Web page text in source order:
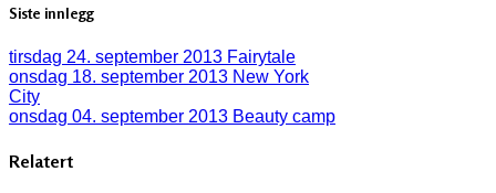
Siste innlegg
tirsdag 24. september 2013 Fairytale
onsdag 18. september 2013 New York
City
onsdag 04. september 2013 Beauty camp
Relatert